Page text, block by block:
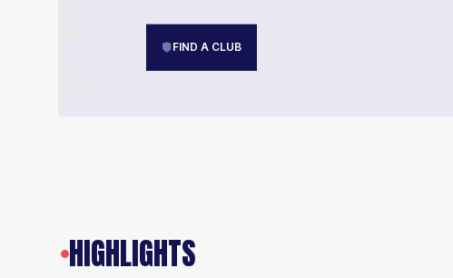
FIND A CLUB
HIGHLIGHTS